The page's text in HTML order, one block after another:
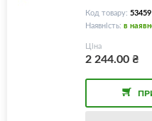
Код товару: 53459
Наявність: в
Ціна
2 244.00₴